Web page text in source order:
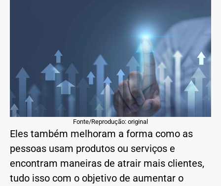
Fonte/Reprodução: original
Eles também melhoram a forma como as
pessoas usam produtos ou serviços e
encontram maneiras de atrair mais clientes,
tudo isso com o objetivo de aumentar o